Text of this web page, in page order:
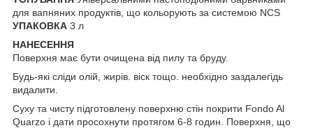
для вапняних продуктів, що кольорують за системою NCS
УПАКОВКА 3 л
НАНЕСЕННЯ
Поверхня має бути очищена від пилу та бруду.
Будь-які сліди олій, жирів. віск тощо. необхідно заздалегідь
видалити.
Суху та чисту підготовлену поверхню стін покрити Fondo Al
Quarzo і дати просохнути протягом 6-8 годин. Поверхня, що